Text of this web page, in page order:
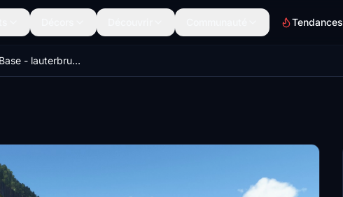
Tendances
Air glaciers Base - lauterbrunnen